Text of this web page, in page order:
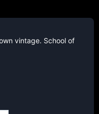
vintage. School of